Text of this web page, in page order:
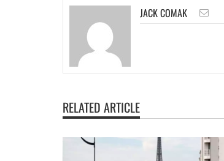
JACK COMAK
RELATED ARTICLE